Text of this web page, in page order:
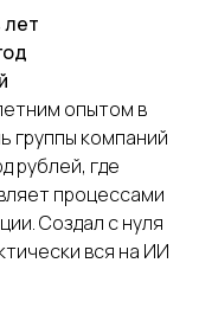
лет
опытом в
группы компаний
рублей, где
процессами
Создал с нуля
вся на ИИ